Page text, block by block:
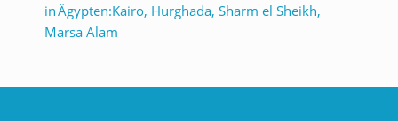
in Ägypten:Kairo, Hurghada, Sharm el Sheikh,
Marsa Alam